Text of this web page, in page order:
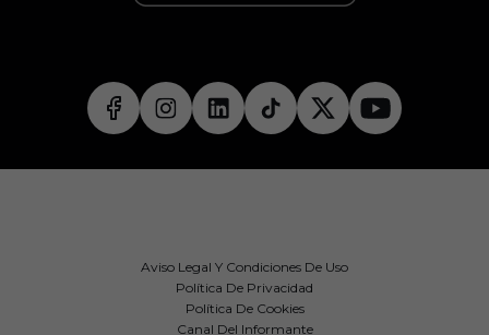
Aviso Legal Y Condiciones De Uso
Política De Privacidad
Política De Cookies
Canal Del Informante